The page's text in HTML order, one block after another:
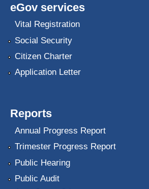
eGov services
Vital Registration
Social Security
Citizen Charter
Application Letter
Reports
Annual Progress Report
Trimester Progress Report
Public Hearing
Public Audit